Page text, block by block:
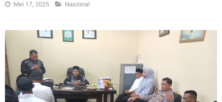
Mei 17, 2025 Nasional